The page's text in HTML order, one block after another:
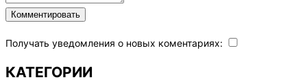
Комментировать
Получать уведомления о новых коментариях:
КАТЕГОРИИ